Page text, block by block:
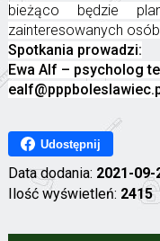
bieżąco będzie
zainteresowanych
Spotkania prowadzi:
Ewa Alf – psycholog
Udostępnij
Data dodania: 2021-09-
Ilość wyświetleń: 2415